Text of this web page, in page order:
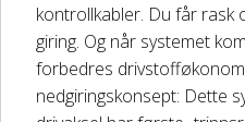
kontrollkabler. Du får rask
giring. Og når systemet
forbedres
nedgiringskonsept: Dette